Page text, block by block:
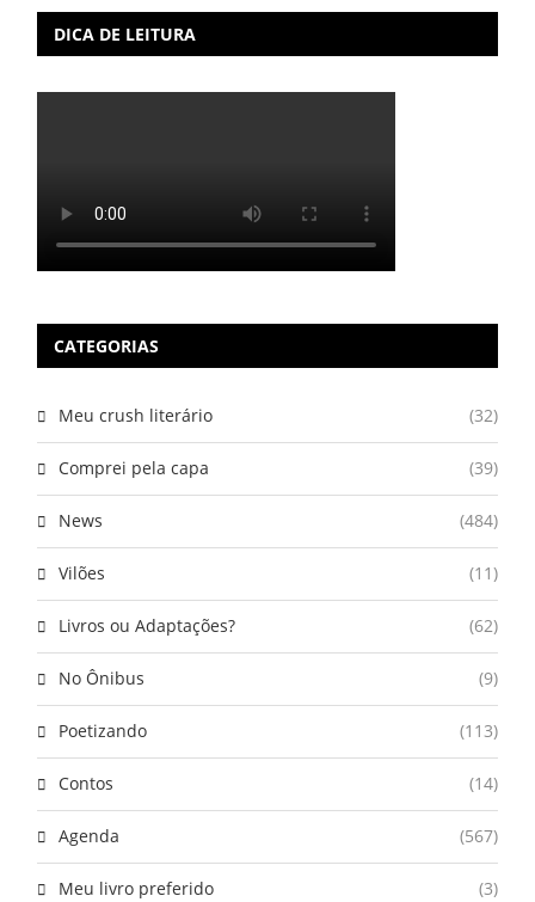
DICA DE LEITURA
CATEGORIAS
Meu crush literário (32)
Comprei pela capa (39)
News (484)
Vilões (11)
Livros ou Adaptações? (62)
No Ônibus (9)
Poetizando (113)
Contos (14)
Agenda (567)
Meu livro preferido (3)